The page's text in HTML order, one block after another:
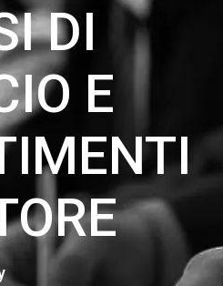
DI
E